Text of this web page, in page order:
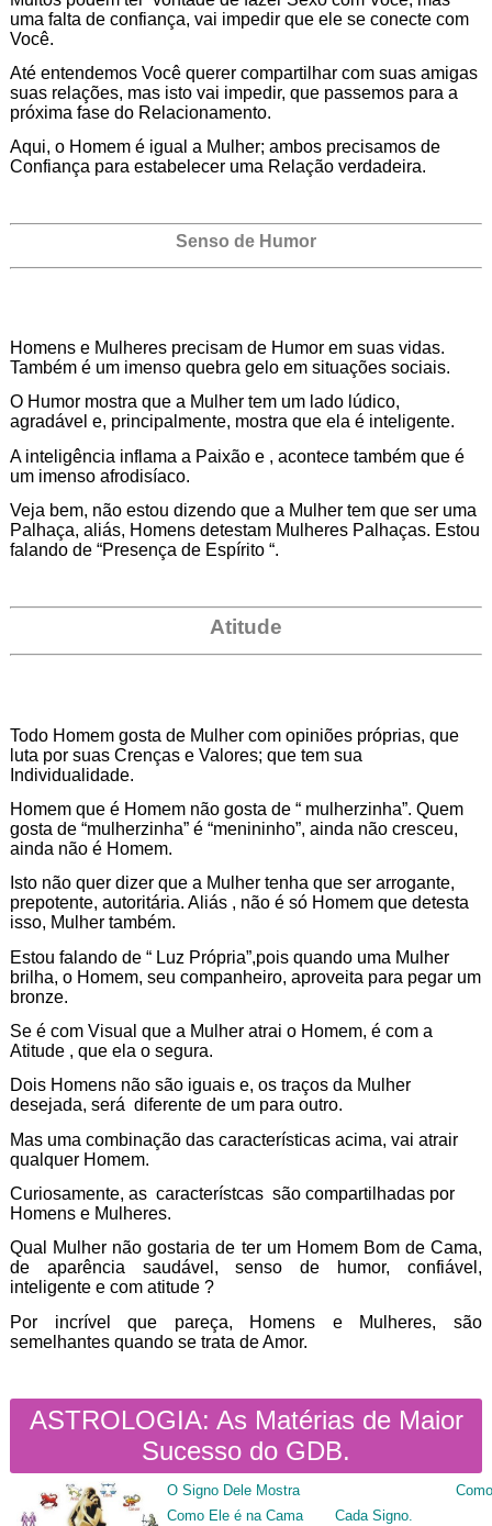
uma falta de confiança, vai impedir que ele se conecte com
Você.
Até entendemos Você querer compartilhar com suas amigas
suas relações, mas isto vai impedir, que passemos para a
próxima fase do Relacionamento.
Aqui, o Homem é igual a Mulher; ambos precisamos de
Confiança para estabelecer uma Relação verdadeira.
Senso de Humor
Homens e Mulheres precisam de Humor em suas vidas.
Também é um imenso quebra gelo em situações sociais.
O Humor mostra que a Mulher tem um lado lúdico,
agradável e, principalmente, mostra que ela é inteligente.
A inteligência inflama a Paixão e , acontece também que é
um imenso afrodisíaco.
Veja bem, não estou dizendo que a Mulher tem que ser uma
Palhaça, aliás, Homens detestam Mulheres Palhaças. Estou
falando de “Presença de Espírito “.
Atitude
Todo Homem gosta de Mulher com opiniões próprias, que
luta por suas Crenças e Valores; que tem sua
Individualidade.
Homem que é Homem não gosta de “ mulherzinha”. Quem
gosta de “mulherzinha” é “menininho”, ainda não cresceu,
ainda não é Homem.
Isto não quer dizer que a Mulher tenha que ser arrogante,
prepotente, autoritária. Aliás , não é só Homem que detesta
isso, Mulher também.
Estou falando de “ Luz Própria”,pois quando uma Mulher
brilha, o Homem, seu companheiro, aproveita para pegar um
bronze.
Se é com Visual que a Mulher atrai o Homem, é com a
Atitude , que ela o segura.
Dois Homens não são iguais e, os traços da Mulher
desejada, será diferente de um para outro.
Mas uma combinação das características acima, vai atrair
qualquer Homem.
Curiosamente, as característcas são compartilhadas por
Homens e Mulheres.
Qual Mulher não gostaria de ter um Homem Bom de Cama,
de aparência saudável, senso de humor, confiável,
inteligente e com atitude ?
Por incrível que pareça, Homens e Mulheres, são
semelhantes quando se trata de Amor.
ASTROLOGIA: As Matérias de Maior
Sucesso do GDB.
O Signo Dele Mostra
Como Ele é na Cama
Cada Signo.